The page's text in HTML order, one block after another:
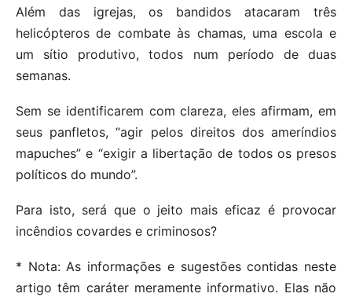
Além das igrejas, os bandidos atacaram três
helicópteros de combate às chamas, uma escola e
um sítio produtivo, todos num período de duas
semanas.
Sem se identificarem com clareza, eles afirmam, em
seus panfletos, “agir pelos direitos dos ameríndios
mapuches” e “exigir a libertação de todos os presos
políticos do mundo”.
Para isto, será que o jeito mais eficaz é provocar
incêndios covardes e criminosos?
* Nota: As informações e sugestões contidas neste
artigo têm caráter meramente informativo. Elas não